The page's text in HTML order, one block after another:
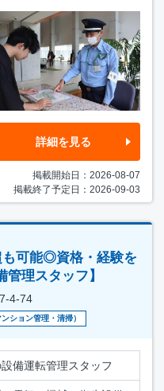
詳細を見る
掲載開始日：2026-08-07
掲載終了予定日：2026-09-03
も可能◎資格・経験を
理スタッフ】
4-74
ション管理・清掃）
備運転管理スタッフ